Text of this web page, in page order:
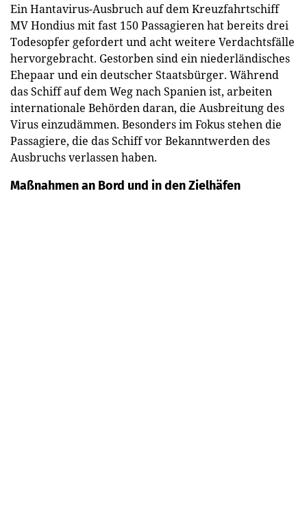
Ein Hantavirus-Ausbruch auf dem Kreuzfahrtschiff
MV Hondius mit fast 150 Passagieren hat bereits drei
Todesopfer gefordert und acht weitere Verdachtsfälle
hervorgebracht. Gestorben sind ein niederländisches
Ehepaar und ein deutscher Staatsbürger. Während
das Schiff auf dem Weg nach Spanien ist, arbeiten
internationale Behörden daran, die Ausbreitung des
Virus einzudämmen. Besonders im Fokus stehen die
Passagiere, die das Schiff vor Bekanntwerden des
Ausbruchs verlassen haben.
Maßnahmen an Bord und in den Zielhäfen